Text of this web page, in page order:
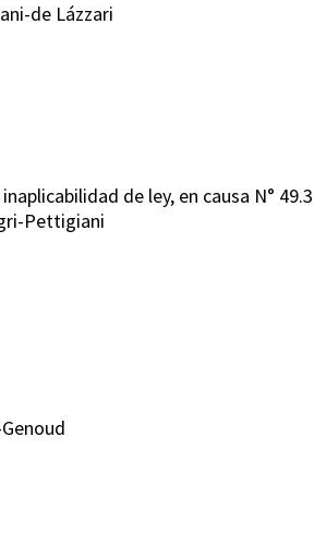
de Lázzari
de ley, en causa N°
Pettigiani